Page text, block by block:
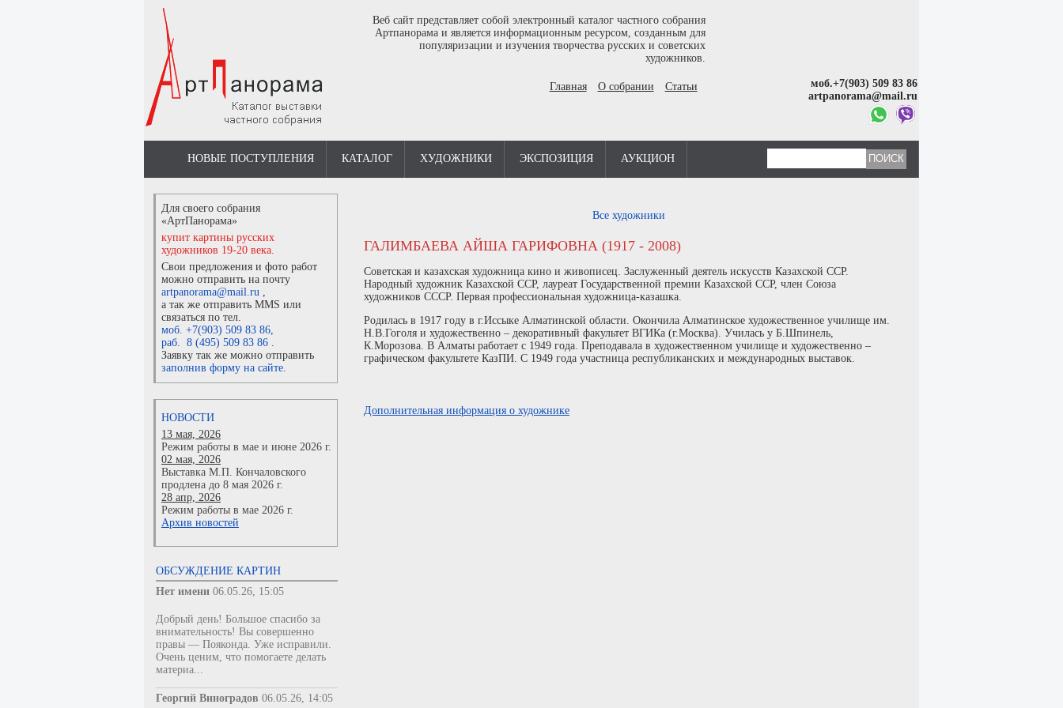
Веб сайт представляет собой электронный каталог частного собрания
Артпанорама и является информационным ресурсом, созданным для
популяризации и изучения творчества русских и советских
художников.
Главная О собрании Статьи
моб.+7(903) 509 83 86
artpanorama@mail.ru
НОВЫЕ ПОСТУПЛЕНИЯ КАТАЛОГ ХУДОЖНИКИ ЭКСПОЗИЦИЯ АУКЦИОН
Для своего собрания
«АртПанорама»
купит картины русских
художников 19-20 века.
Свои предложения и фото работ
можно отправить на почту
artpanorama@mail.ru ,
а так же отправить MMS или
связаться по тел.
моб. +7(903) 509 83 86,
раб. 8 (495) 509 83 86 .
Заявку так же можно отправить
заполнив форму на сайте.
НОВОСТИ
13 мая, 2026
Режим работы в мае и июне 2026 г.
02 мая, 2026
Выставка М.П. Кончаловского
продлена до 8 мая 2026 г.
28 апр, 2026
Режим работы в мае 2026 г.
Архив новостей
ОБСУЖДЕНИЕ КАРТИН
Нет имени 06.05.26, 15:05
Добрый день! Большое спасибо за
внимательность! Вы совершенно
правы — Пояконда. Уже исправили.
Очень ценим, что помогаете делать
материа...
Георгий Виноградов 06.05.26, 14:05
Все художники
ГАЛИМБАЕВА АЙША ГАРИФОВНА (1917 - 2008)
Советская и казахская художница кино и живописец. Заслуженный деятель искусств Казахской ССР.
Народный художник Казахской ССР, лауреат Государственной премии Казахской ССР, член Союза
художников СССР. Первая профессиональная художница-казашка.
Родилась в 1917 году в г.Иссыке Алматинской области. Окончила Алматинское художественное училище им.
Н.В.Гоголя и художественно – декоративный факультет ВГИКа (г.Москва). Училась у Б.Шпинель,
К.Морозова. В Алматы работает с 1949 года. Преподавала в художественном училище и художественно –
графическом факультете КазПИ. С 1949 года участница республиканских и международных выставок.
Дополнительная информация о художнике